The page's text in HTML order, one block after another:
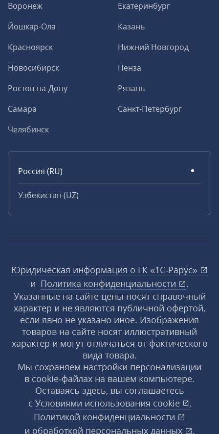
Воронеж
Екатеринбург
Йошкар-Ола
Казань
Красноярск
Нижний Новгород
Новосибирск
Пенза
Ростов-на-Дону
Рязань
Самара
Санкт-Петербург
Челябинск
Россия (RU)
Узбекистан (UZ)
Юридическая информация о ГК «1С‑Рарус»
и Политика конфиденциальности
.
Указанные на сайте цены носят справочный
характер и не являются публичной офертой,
если явно не указано иное. Изображения
товаров на сайте носят иллюстративный
характер и могут отличаться от фактического
вида товара.
Мы сохраняем настройки персонализации
в cookie‑файлах на вашем компьютере.
Оставаясь здесь, вы соглашаетесь
с Условиями использования cookie
,
Политикой конфиденциальности
и обработкой персональных данных .